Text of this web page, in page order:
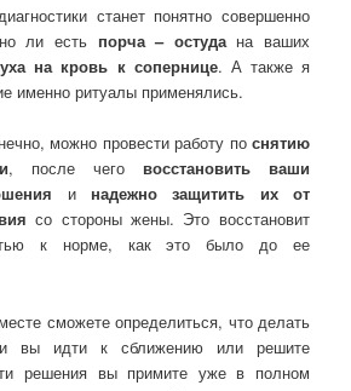
станет понятно совершенно
ли есть порча – остудана ваших
на кровь к сопернице. А также я
именно ритуалы применялись.
можно провести работу по снятию
, после чего восстановить ваши
и надежно защитить их от
со стороны жены. Это восстановит
к норме, как это было до ее
сможете определиться, что делать
вы идти к сближению или решите
решения вы примите уже в полном